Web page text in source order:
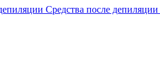
Средства после депиляции